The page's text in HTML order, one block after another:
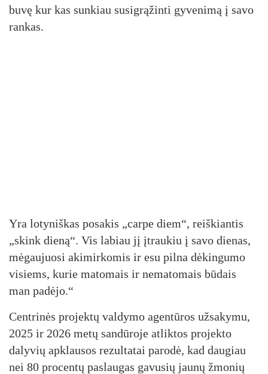
buvę kur kas sunkiau susigrąžinti gyvenimą į savo
rankas.
Yra lotyniškas posakis „carpe diem“, reiškiantis
„skink dieną“. Vis labiau jį įtraukiu į savo dienas,
mėgaujuosi akimirkomis ir esu pilna dėkingumo
visiems, kurie matomais ir nematomais būdais
man padėjo.“
Centrinės projektų valdymo agentūros užsakymu,
2025 ir 2026 metų sandūroje atliktos projekto
dalyvių apklausos rezultatai parodė, kad daugiau
nei 80 procentų paslaugas gavusių jaunų žmonių